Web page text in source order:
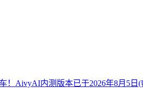
AivyAI内测版本已于2026年8月5日